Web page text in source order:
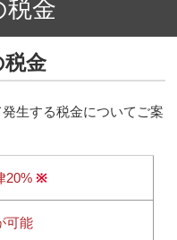
税金
金
生する税金についてご案
20%※
可能